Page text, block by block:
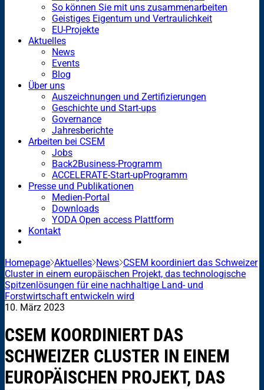
So können Sie mit uns zusammenarbeiten
Geistiges Eigentum und Vertraulichkeit
EU-Projekte
Aktuelles
News
Events
Blog
Über uns
Auszeichnungen und Zertifizierungen
Geschichte und Start-ups
Governance
Jahresberichte
Arbeiten bei CSEM
Jobs
Back2Business-Programm
ACCELERATE-Start-upProgramm
Presse und Publikationen
Medien-Portal
Downloads
YODA Open access Plattform
Kontakt
Homepage Aktuelles News CSEM koordiniert das Schweizer
Cluster in einem europäischen Projekt, das technologische
Spitzenlösungen für eine nachhaltige Land- und
Forstwirtschaft entwickeln wird
10. März 2023
CSEM KOORDINIERT DAS
SCHWEIZER CLUSTER IN EINEM
EUROPÄISCHEN PROJEKT, DAS